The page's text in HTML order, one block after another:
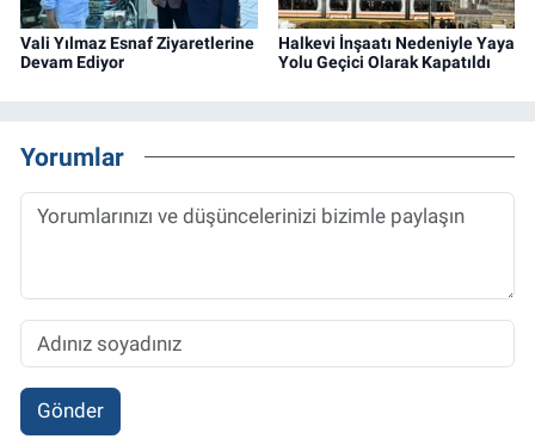
Vali Yılmaz Esnaf Ziyaretlerine
Devam Ediyor
Halkevi İnşaatı Nedeniyle Yaya
Yolu Geçici Olarak Kapatıldı
Yorumlar
Gönder